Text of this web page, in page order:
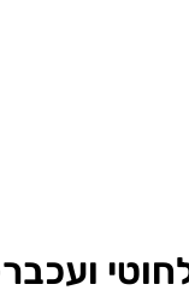
ועכבר- 82